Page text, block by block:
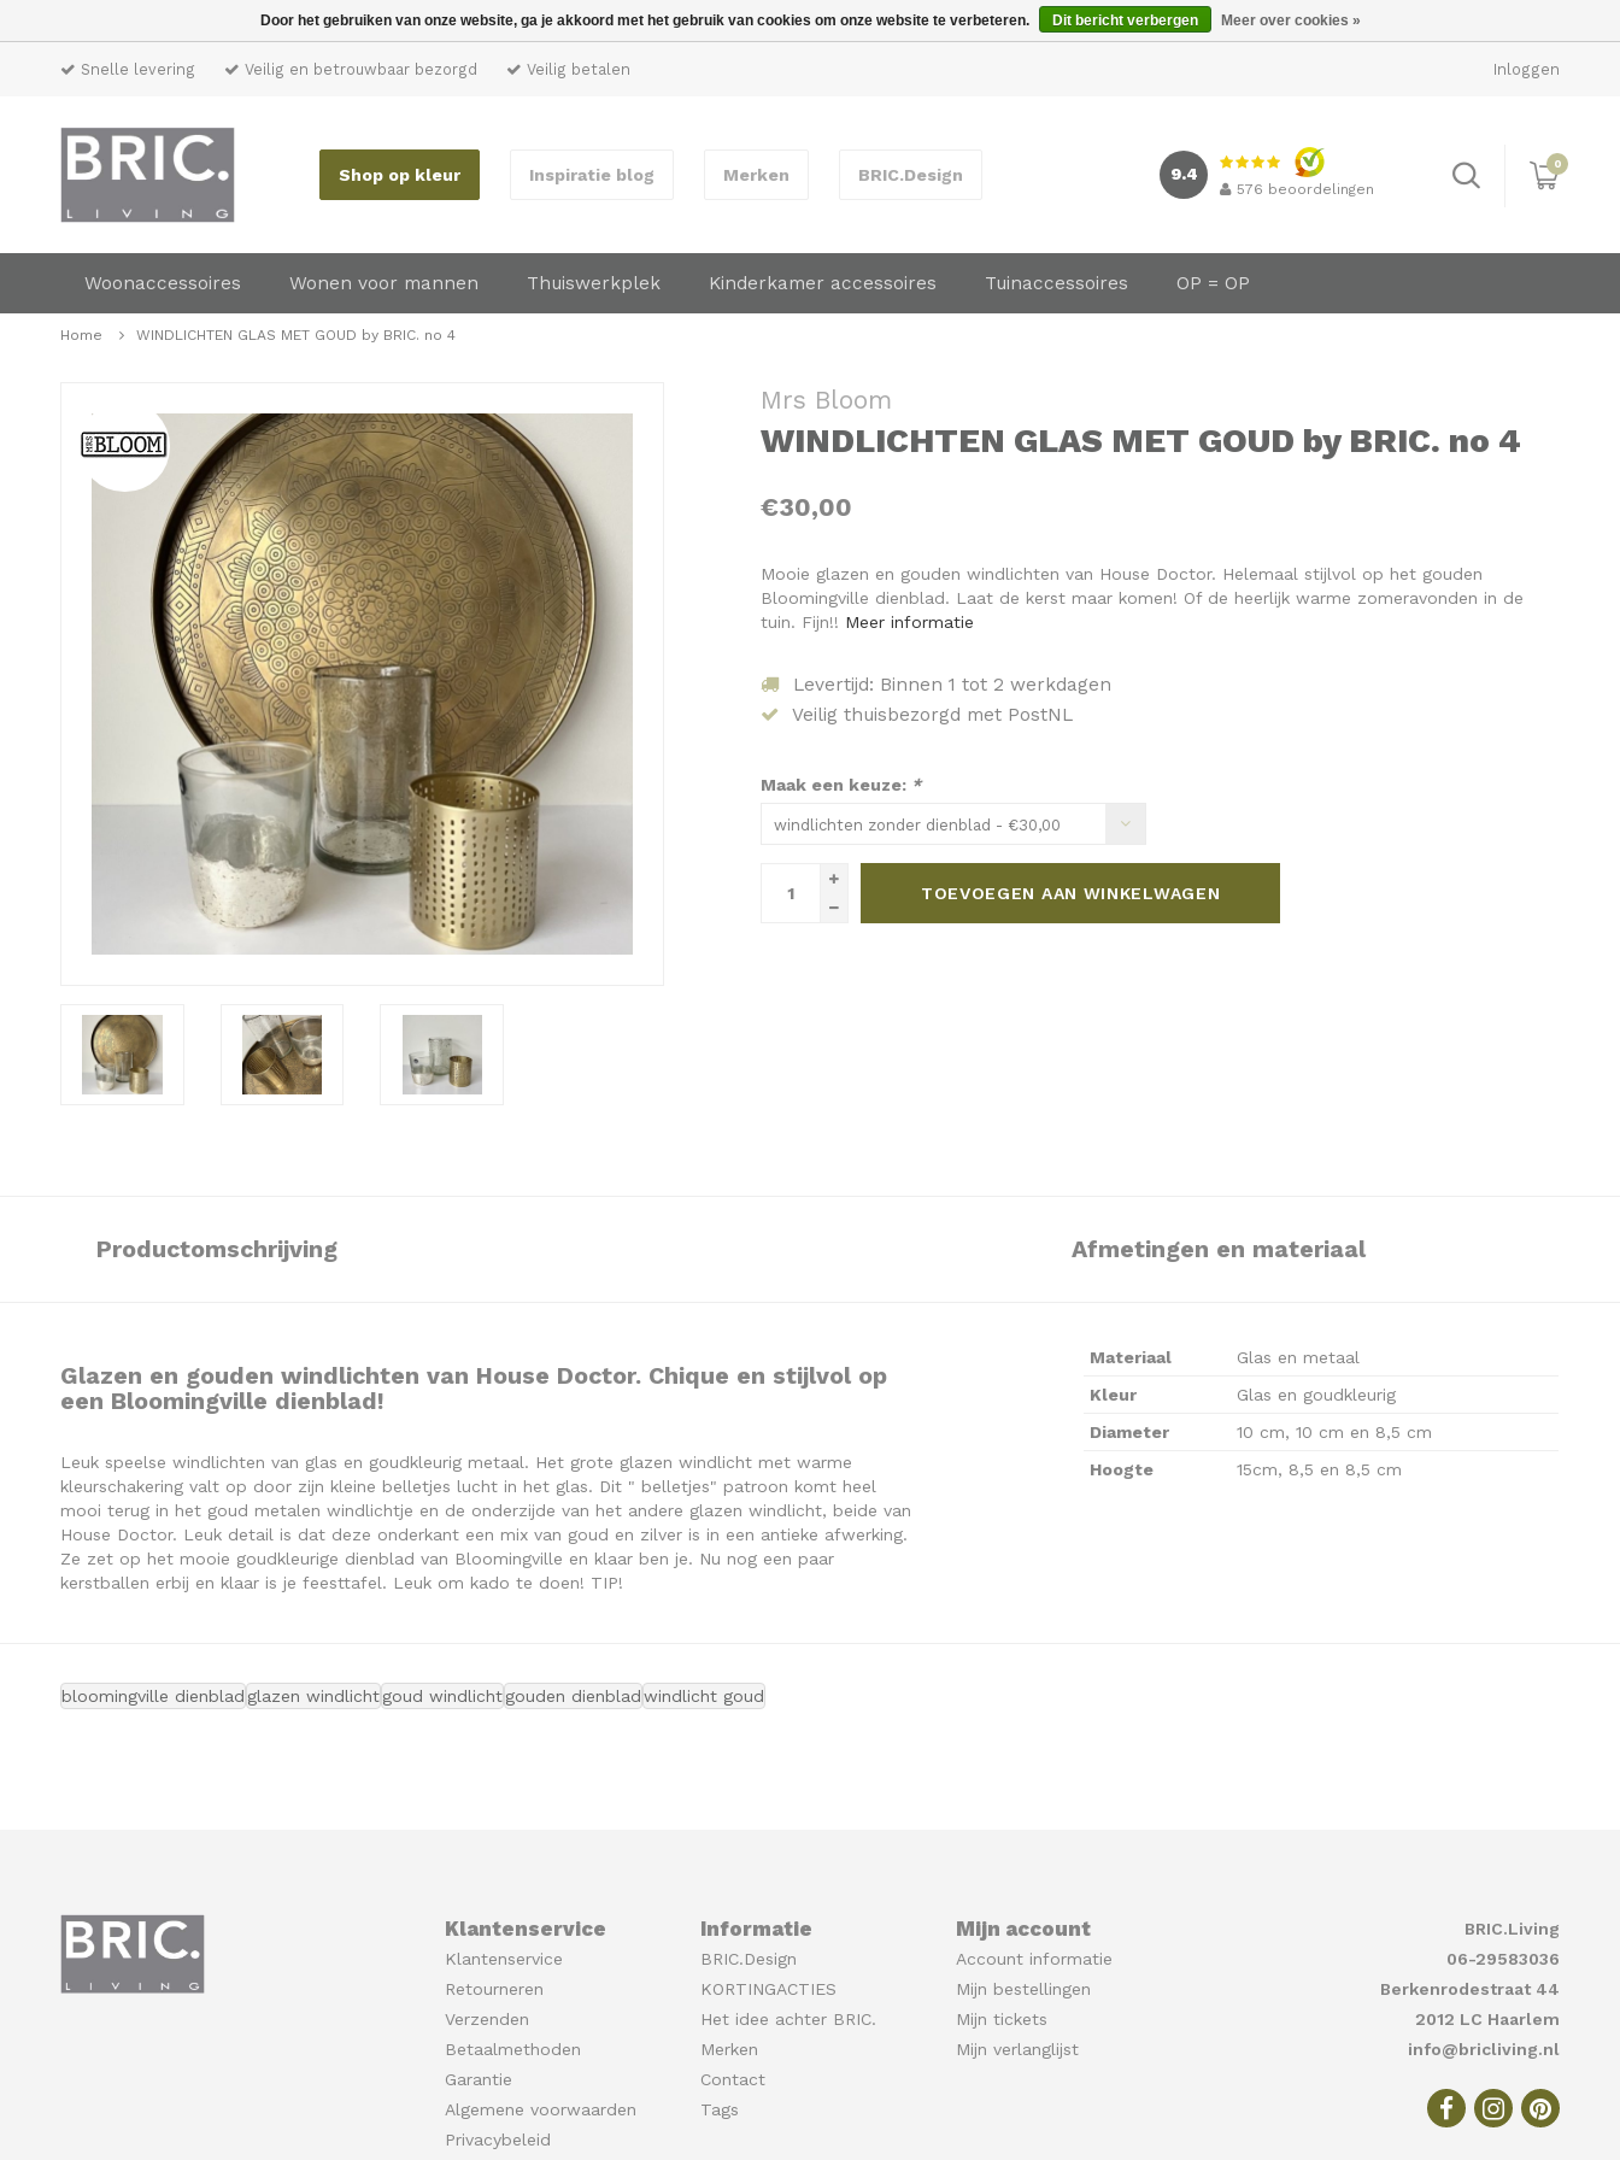
Snelle levering Veilig en betrouwbaar bezorgd Veilig betalen Inloggen
Shop op kleur Inspiratie blog Merken BRIC.Design 9.4
576 beoordelingen
0
Woonaccessoires Wonen voor mannen Thuiswerkplek Kinderkamer accessoires Tuinaccessoires OP = OP
Home WINDLICHTEN GLAS MET GOUD by BRIC. no 4
Mrs Bloom
WINDLICHTEN GLAS MET GOUD by BRIC. no 4
€30,00
Mooie glazen en gouden windlichten van House Doctor. Helemaal stijlvol op het gouden
Bloomingville dienblad. Laat de kerst maar komen! Of de heerlijk warme zomeravonden in de
tuin. Fijn!! Meer informatie
Levertijd: Binnen 1 tot 2 werkdagen
Veilig thuisbezorgd met PostNL
Maak een keuze: *
windlichten zonder dienblad - €30,00
TOEVOEGEN AAN WINKELWAGEN
Productomschrijving Afmetingen en materiaal
Glazen en gouden windlichten van House Doctor. Chique en stijlvol op
een Bloomingville dienblad!
Leuk speelse windlichten van glas en goudkleurig metaal. Het grote glazen windlicht met warme
kleurschakering valt op door zijn kleine belletjes lucht in het glas. Dit " belletjes" patroon komt heel
mooi terug in het goud metalen windlichtje en de onderzijde van het andere glazen windlicht, beide van
House Doctor. Leuk detail is dat deze onderkant een mix van goud en zilver is in een antieke afwerking.
Ze zet op het mooie goudkleurige dienblad van Bloomingville en klaar ben je. Nu nog een paar
kerstballen erbij en klaar is je feesttafel. Leuk om kado te doen! TIP!
Materiaal
Glas en metaal
Kleur
Glas en goudkleurig
Diameter
10 cm, 10 cm en 8,5 cm
Hoogte
15cm, 8,5 en 8,5 cm
bloomingville dienblad glazen windlichtgoud windlichtgouden dienbladwindlicht goud
Klantenservice
Klantenservice
Retourneren
Verzenden
Betaalmethoden
Garantie
Algemene voorwaarden
Privacybeleid
Informatie
BRIC.Design
KORTINGACTIES
Het idee achter BRIC.
Merken
Contact
Tags
Mijn account
Account informatie
Mijn bestellingen
Mijn tickets
Mijn verlanglijst
BRIC.Living
06-29583036
Berkenrodestraat 44
2012 LC Haarlem
info@bricliving.nl
Door het gebruiken van onze website, ga je akkoord met het gebruik van cookies om onze website te verbeteren. Dit bericht verbergen Meer over cookies »